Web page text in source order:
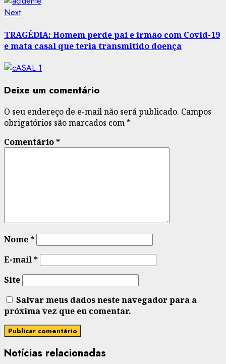
NextNext
TRAGÉDIA: Homem perde pai e irmão com Covid-19
e mata casal que teria transmitido doença
Deixe um comentário
O seu endereço de e-mail não será publicado. Campos
obrigatórios são marcados com *
Comentário*
Nome*
E-mail*
Site
Salvar meus dados neste navegador para a
próxima vez que eu comentar.
Notícias relacionadas